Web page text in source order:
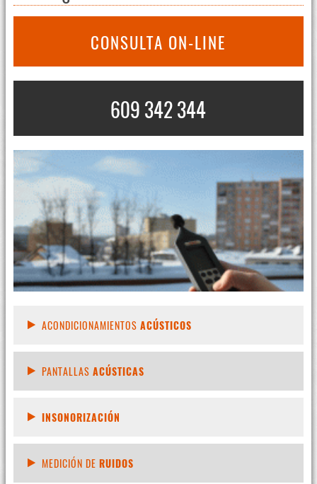
CONSULTA ON-LINE
609 342 344
ACONDICIONAMIENTOS ACÚSTICOS
PANTALLAS ACÚSTICAS
INSONORIZACIÓN
MEDICIÓN DE RUIDOS